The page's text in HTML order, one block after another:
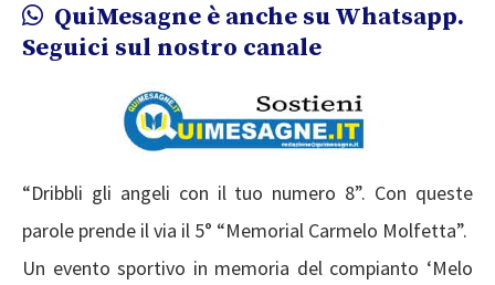
QuiMesagne è anche su Whatsapp.
Seguici sul nostro canale
“Dribbli gli angeli con il tuo numero 8”. Con queste
parole prende il via il 5° “Memorial Carmelo Molfetta”.
Un evento sportivo in memoria del compianto ‘Melo